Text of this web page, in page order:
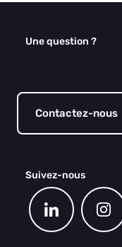
Une question ?
Contactez-nous
Suivez-nous